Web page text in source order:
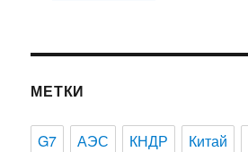
МЕТКИ
G7 АЭС КНДР Китай